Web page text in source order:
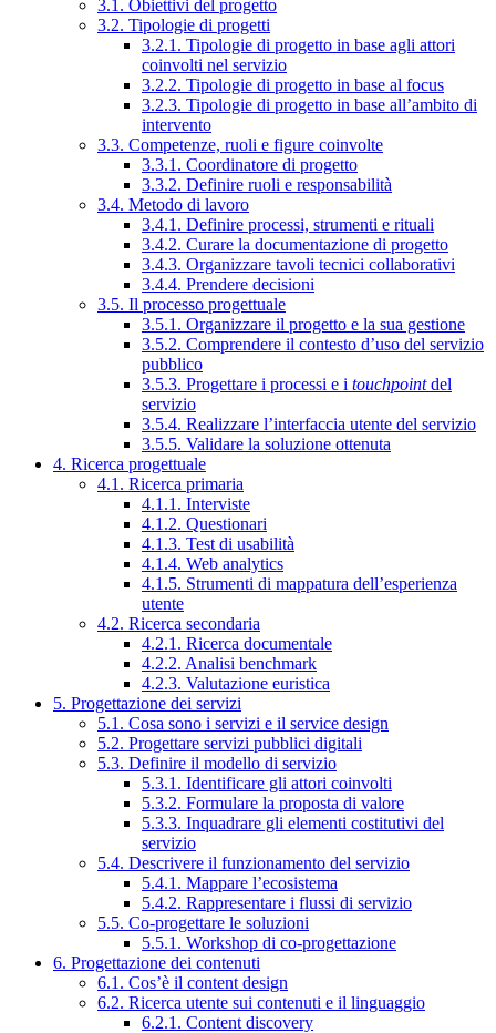
3.1. Obiettivi del progetto
3.2. Tipologie di progetti
3.2.1. Tipologie di progetto in base agli attori
coinvolti nel servizio
3.2.2. Tipologie di progetto in base al focus
3.2.3. Tipologie di progetto in base all’ambito di
intervento
3.3. Competenze, ruoli e figure coinvolte
3.3.1. Coordinatore di progetto
3.3.2. Definire ruoli e responsabilità
3.4. Metodo di lavoro
3.4.1. Definire processi, strumenti e rituali
3.4.2. Curare la documentazione di progetto
3.4.3. Organizzare tavoli tecnici collaborativi
3.4.4. Prendere decisioni
3.5. Il processo progettuale
3.5.1. Organizzare il progetto e la sua gestione
3.5.2. Comprendere il contesto d’uso del servizio
pubblico
3.5.3. Progettare i processi e i touchpointdel
servizio
3.5.4. Realizzare l’interfaccia utente del servizio
3.5.5. Validare la soluzione ottenuta
4. Ricerca progettuale
4.1. Ricerca primaria
4.1.1. Interviste
4.1.2. Questionari
4.1.3. Test di usabilità
4.1.4. Web analytics
4.1.5. Strumenti di mappatura dell’esperienza
utente
4.2. Ricerca secondaria
4.2.1. Ricerca documentale
4.2.2. Analisi benchmark
4.2.3. Valutazione euristica
5. Progettazione dei servizi
5.1. Cosa sono i servizi e il service design
5.2. Progettare servizi pubblici digitali
5.3. Definire il modello di servizio
5.3.1. Identificare gli attori coinvolti
5.3.2. Formulare la proposta di valore
5.3.3. Inquadrare gli elementi costitutivi del
servizio
5.4. Descrivere il funzionamento del servizio
5.4.1. Mappare l’ecosistema
5.4.2. Rappresentare i flussi di servizio
5.5. Co-progettare le soluzioni
5.5.1. Workshop di co-progettazione
6. Progettazione dei contenuti
6.1. Cos’è il content design
6.2. Ricerca utente sui contenuti e il linguaggio
6.2.1. Content discovery